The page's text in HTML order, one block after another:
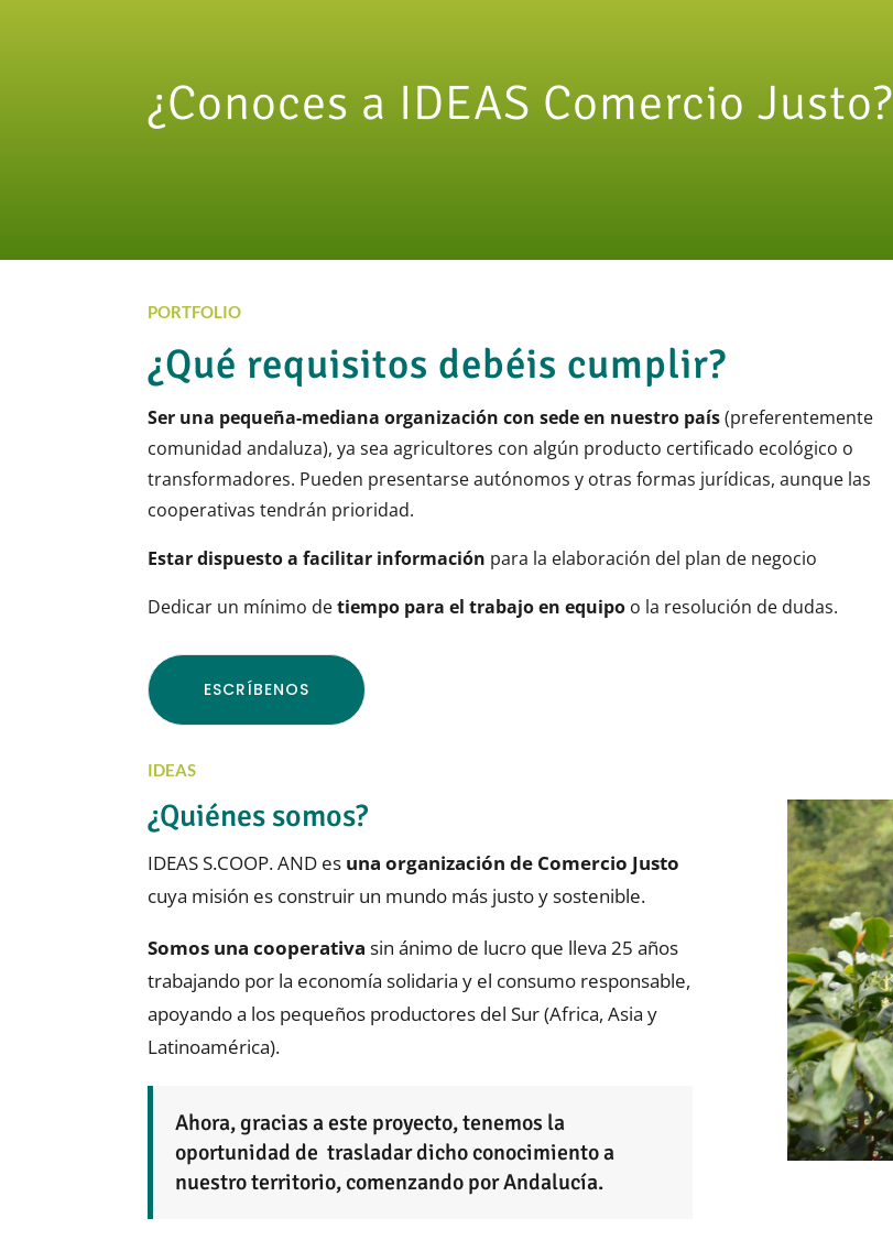
¿Conoces a IDEAS Comercio Justo?
PORTFOLIO
¿Qué requisitos debéis cumplir?
Ser una pequeña-mediana organización con sede en nuestro país(preferentemente
comunidad andaluza), ya sea agricultores con algún producto certificado ecológico o
transformadores. Pueden presentarse autónomos y otras formas jurídicas, aunque las
cooperativas tendrán prioridad.
Estar dispuesto a facilitar información para la elaboración del plan de negocio
Dedicar un mínimo detiempo para el trabajo en equipo o la resolución de dudas.
ESCRÍBENOS
IDEAS
¿Quiénes somos?
IDEAS S.COOP. AND es una organización de Comercio Justo
cuya misión es construir un mundo más justo y sostenible.
Somos una cooperativa sin ánimo de lucro que lleva 25 años
trabajando por la economía solidaria y el consumo responsable,
apoyando a los pequeños productores del Sur (Africa, Asia y
Latinoamérica).
Ahora, gracias a este proyecto, tenemos la
oportunidad de trasladar dicho conocimiento a
nuestro territorio, comenzando por Andalucía.